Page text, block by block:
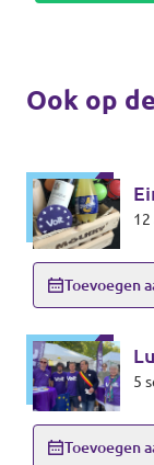
Ook op
12
Toevoegen
5
Toevoegen